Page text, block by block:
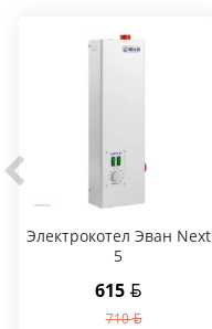
Электрокотел Эван Next
5
615
710